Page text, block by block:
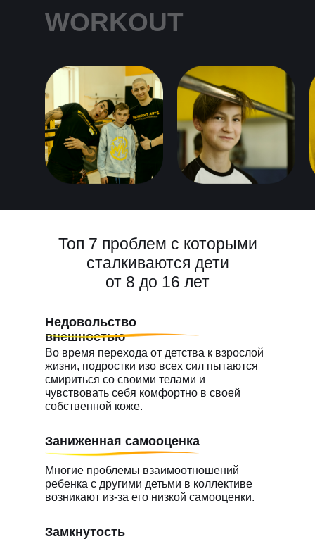
WORKOUT
FAMILY
Топ 7 проблем с которыми
сталкиваются дети
от 8 до 16 лет
Недовольство
внешностью
Во время перехода от детства к взрослой
жизни, подростки изо всех сил пытаются
смириться со своими телами и
чувствовать себя комфортно в своей
собственной коже.
Многие проблемы взаимоотношений
ребенка с другими детьми в коллективе
возникают из-за его низкой самооценки.
Замкнутость
Заниженная самооценка